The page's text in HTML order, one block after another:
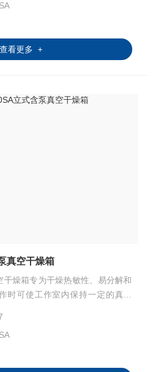
查看更多 +
真空干燥箱
干燥箱专为干燥热敏性、易分解和
时可使工作室内保持一定的真空
用智能型数字温度调节仪进行温度